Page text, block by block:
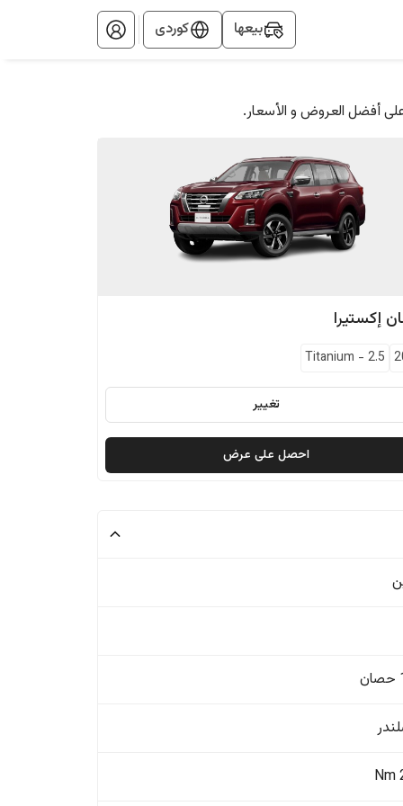
بيعها کوردی
أفضل العروض و الأسعار.
إكستيرا
Titanium - 2.5
تغيير
احصل على عرض